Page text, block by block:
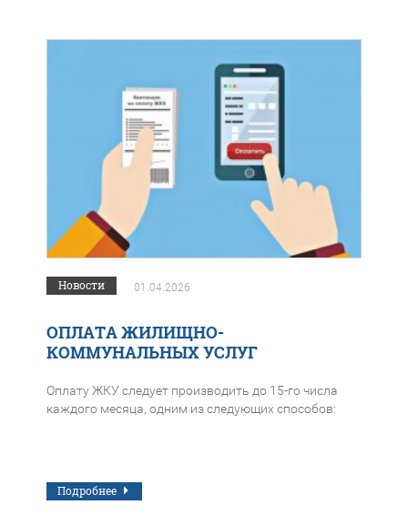
Новости 01.04.2026
ОПЛАТА ЖИЛИЩНО-
КОММУНАЛЬНЫХ УСЛУГ
Оплату ЖКУ следует производить до 15-го числа
каждого месяца, одним из следующих способов:
Подробнее